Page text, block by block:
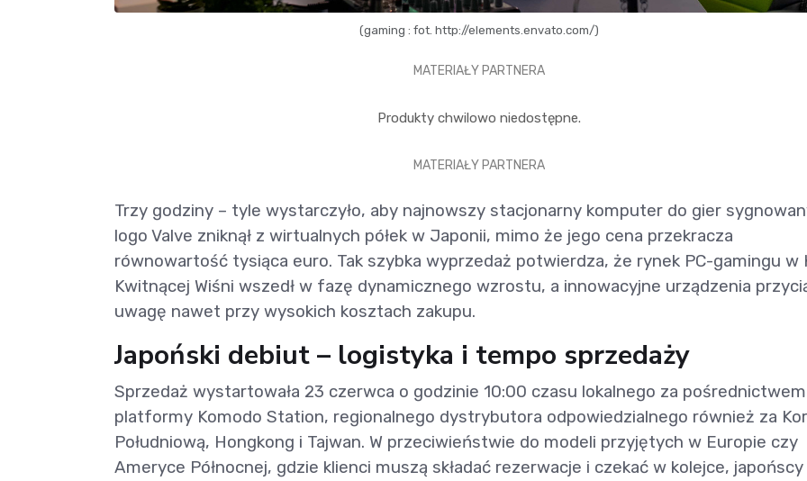
(gaming : fot. http://elements.envato.com/)
MATERIAŁY PARTNERA
Produkty chwilowo niedostępne.
MATERIAŁY PARTNERA
Trzy godziny – tyle wystarczyło, aby najnowszy stacjonarny komputer do gier
logo Valve zniknął z wirtualnych półek w Japonii, mimo że jego cena przekracza
równowartość tysiąca euro. Tak szybka wyprzedaż potwierdza, że rynek PC-gamingu w
Kwitnącej Wiśni wszedł w fazę dynamicznego wzrostu, a innowacyjne urządzenia
uwagę nawet przy wysokich kosztach zakupu.
Japoński debiut – logistyka i tempo sprzedaży
Sprzedaż wystartowała 23 czerwca o godzinie 10:00 czasu lokalnego za pośrednictwem
platformy Komodo Station, regionalnego dystrybutora odpowiedzialnego również za
Południową, Hongkong i Tajwan. W przeciwieństwie do modeli przyjętych w Europie czy
Ameryce Północnej, gdzie klienci muszą składać rezerwacje i czekać w kolejce, japońscy